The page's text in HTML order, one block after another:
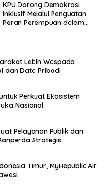
KPU Dorong Demokrasi
Inklusif Melalui Penguatan
Peran Perempuan dalam
Lebih Waspada
dan Data Pribadi
Perkuat Ekosistem
Nasional
Pelayanan Publik dan
Strategis
Timur, MyRepublic Air